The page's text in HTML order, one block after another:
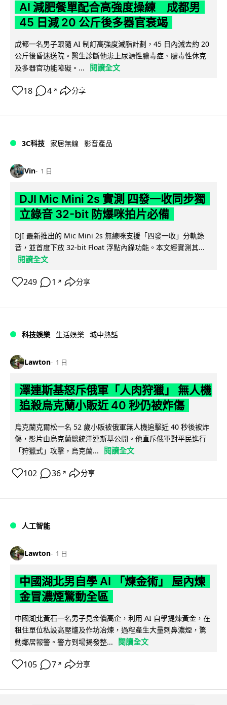
AI 減肥餐單配合高強度操練 成都男
45 日減 20 公斤後多器官衰竭
成都一名男子跟隨 AI 制訂高強度減脂計劃，45 日內減去約 20
公斤後昏迷送院。醫生診斷他患上尿源性膿毒症、膿毒性休克
及多器官功能障礙。...
閱讀全文
18 4 ↗ 分享
3C科技 家居無線 影音產品
Vin 1 日
DJI Mic Mini 2s 實測 四發一收同步獨
立錄音 32-bit 防爆咪拍片必備
DJI 最新推出的 Mic Mini 2s 無線咪支援「四發一收」分軌錄
音，並首度下放 32-bit Float 浮點內錄功能。本文經實測其...
閱讀全文
249 1 ↗ 分享
科技娛樂 生活娛樂 城中熱話
Lawton 1 日
澤連斯基怒斥俄軍「人肉狩獵」 無人機
追殺烏克蘭小販近 40 秒仍被炸傷
烏克蘭克爾松一名 52 歲小販被俄軍無人機追擊近 40 秒後被炸
傷，影片由烏克蘭總統澤連斯基公開。他直斥俄軍對平民進行
「狩獵式」攻擊，烏克蘭...
閱讀全文
102 36 ↗ 分享
人工智能
Lawton 1 日
中國湖北男自學 AI 「煉金術」 屋內煉
金冒濃煙驚動全區
中國湖北黃石一名男子見金價高企，利用 AI 自學提煉黃金，在
租住單位私設高壓爐及作坊冶煉，過程產生大量刺鼻濃煙，驚
動鄰居報警。警方到場揭發整...
閱讀全文
105 7 ↗ 分享